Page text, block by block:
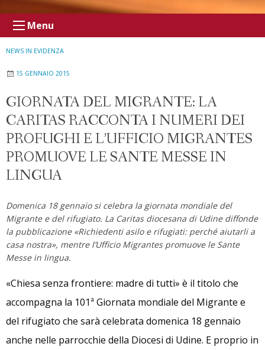
Menu
NEWS IN EVIDENZA
15 GENNAIO 2015
GIORNATA DEL MIGRANTE: LA
CARITAS RACCONTA I NUMERI DEI
PROFUGHI E L’UFFICIO MIGRANTES
PROMUOVE LE SANTE MESSE IN
LINGUA
Domenica 18 gennaio si celebra la giornata mondiale del
Migrante e del rifugiato. La Caritas diocesana di Udine diffonde
la pubblicazione «Richiedenti asilo e rifugiati: perché aiutarli a
casa nostra», mentre l’Ufficio Migrantes promuove le Sante
Messe in lingua.
«Chiesa senza frontiere: madre di tutti» è il titolo che
accompagna la 101ª Giornata mondiale del Migrante e
del rifugiato che sarà celebrata domenica 18 gennaio
anche nelle parrocchie della Diocesi di Udine. E proprio in